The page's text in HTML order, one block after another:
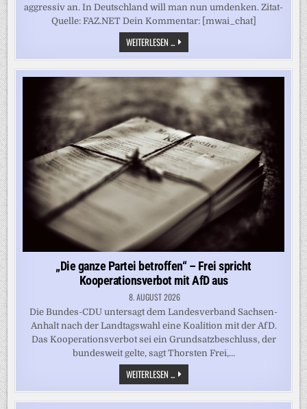
aggressiv an. In Deutschland will man nun umdenken. Zitat-
Quelle: FAZ.NET Dein Kommentar: [mwai_chat]
WEITERLESEN ...DROHENDER
HANDELSKRIEG:
WAREN
WIR
ZU
NETT
ZU
CHINA?
„Die ganze Partei betroffen“ – Frei spricht
Kooperationsverbot mit AfD aus
8. AUGUST 2026
Die Bundes-CDU untersagt dem Landesverband Sachsen-
Anhalt nach der Landtagswahl eine Koalition mit der AfD.
Das Kooperationsverbot sei ein Grundsatzbeschluss, der
bundesweit gelte, sagt Thorsten Frei,…
WEITERLESEN ...„DIE
GANZE
PARTEI
BETROFFEN“